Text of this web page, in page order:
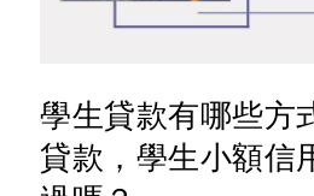
學生貸款有哪些方
貸款，學生小額信